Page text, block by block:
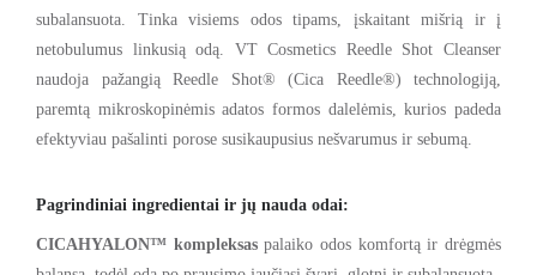
subalansuota. Tinka visiems odos tipams, įskaitant mišrią ir į
netobulumus linkusią odą. VT Cosmetics Reedle Shot Cleanser
naudoja pažangią Reedle Shot® (Cica Reedle®) technologiją,
paremtą mikroskopinėmis adatos formos dalelėmis, kurios padeda
efektyviau pašalinti porose susikaupusius nešvarumus ir sebumą.
Pagrindiniai ingredientai ir jų nauda odai:
CICAHYALON™ kompleksaspalaiko odos komfortą ir drėgmės